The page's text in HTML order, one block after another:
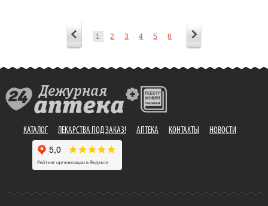
1 2 3 4 5 6
КАТАЛОГ ЛЕКАРСТВА ПОД ЗАКАЗ! АПТЕКА КОНТАКТЫ НОВОСТИ